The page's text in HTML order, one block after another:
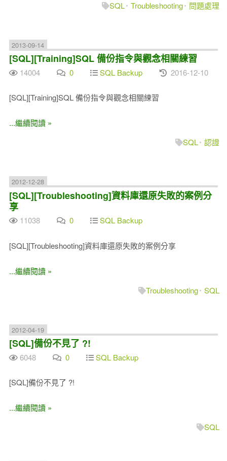
SQL Troubleshooting 問題處理
2013-09-14
[SQL][Training]SQL 備份指令與觀念相關練習
14004 0 SQL Backup 2016-12-10
[SQL][Training]SQL 備份指令與觀念相關練習
...繼續閱讀 »
SQL 認證
2012-12-28
[SQL][Troubleshooting]資料庫還原失敗的案例分
享
11038 0 SQL Backup
[SQL][Troubleshooting]資料庫還原失敗的案例分享
...繼續閱讀 »
Troubleshooting SQL
2012-04-19
[SQL]備份不見了 ?!
6048 0 SQL Backup
[SQL]備份不見了 ?!
...繼續閱讀 »
SQL